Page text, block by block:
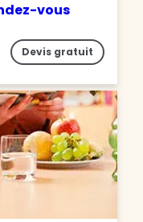
vous
Devis gratuit